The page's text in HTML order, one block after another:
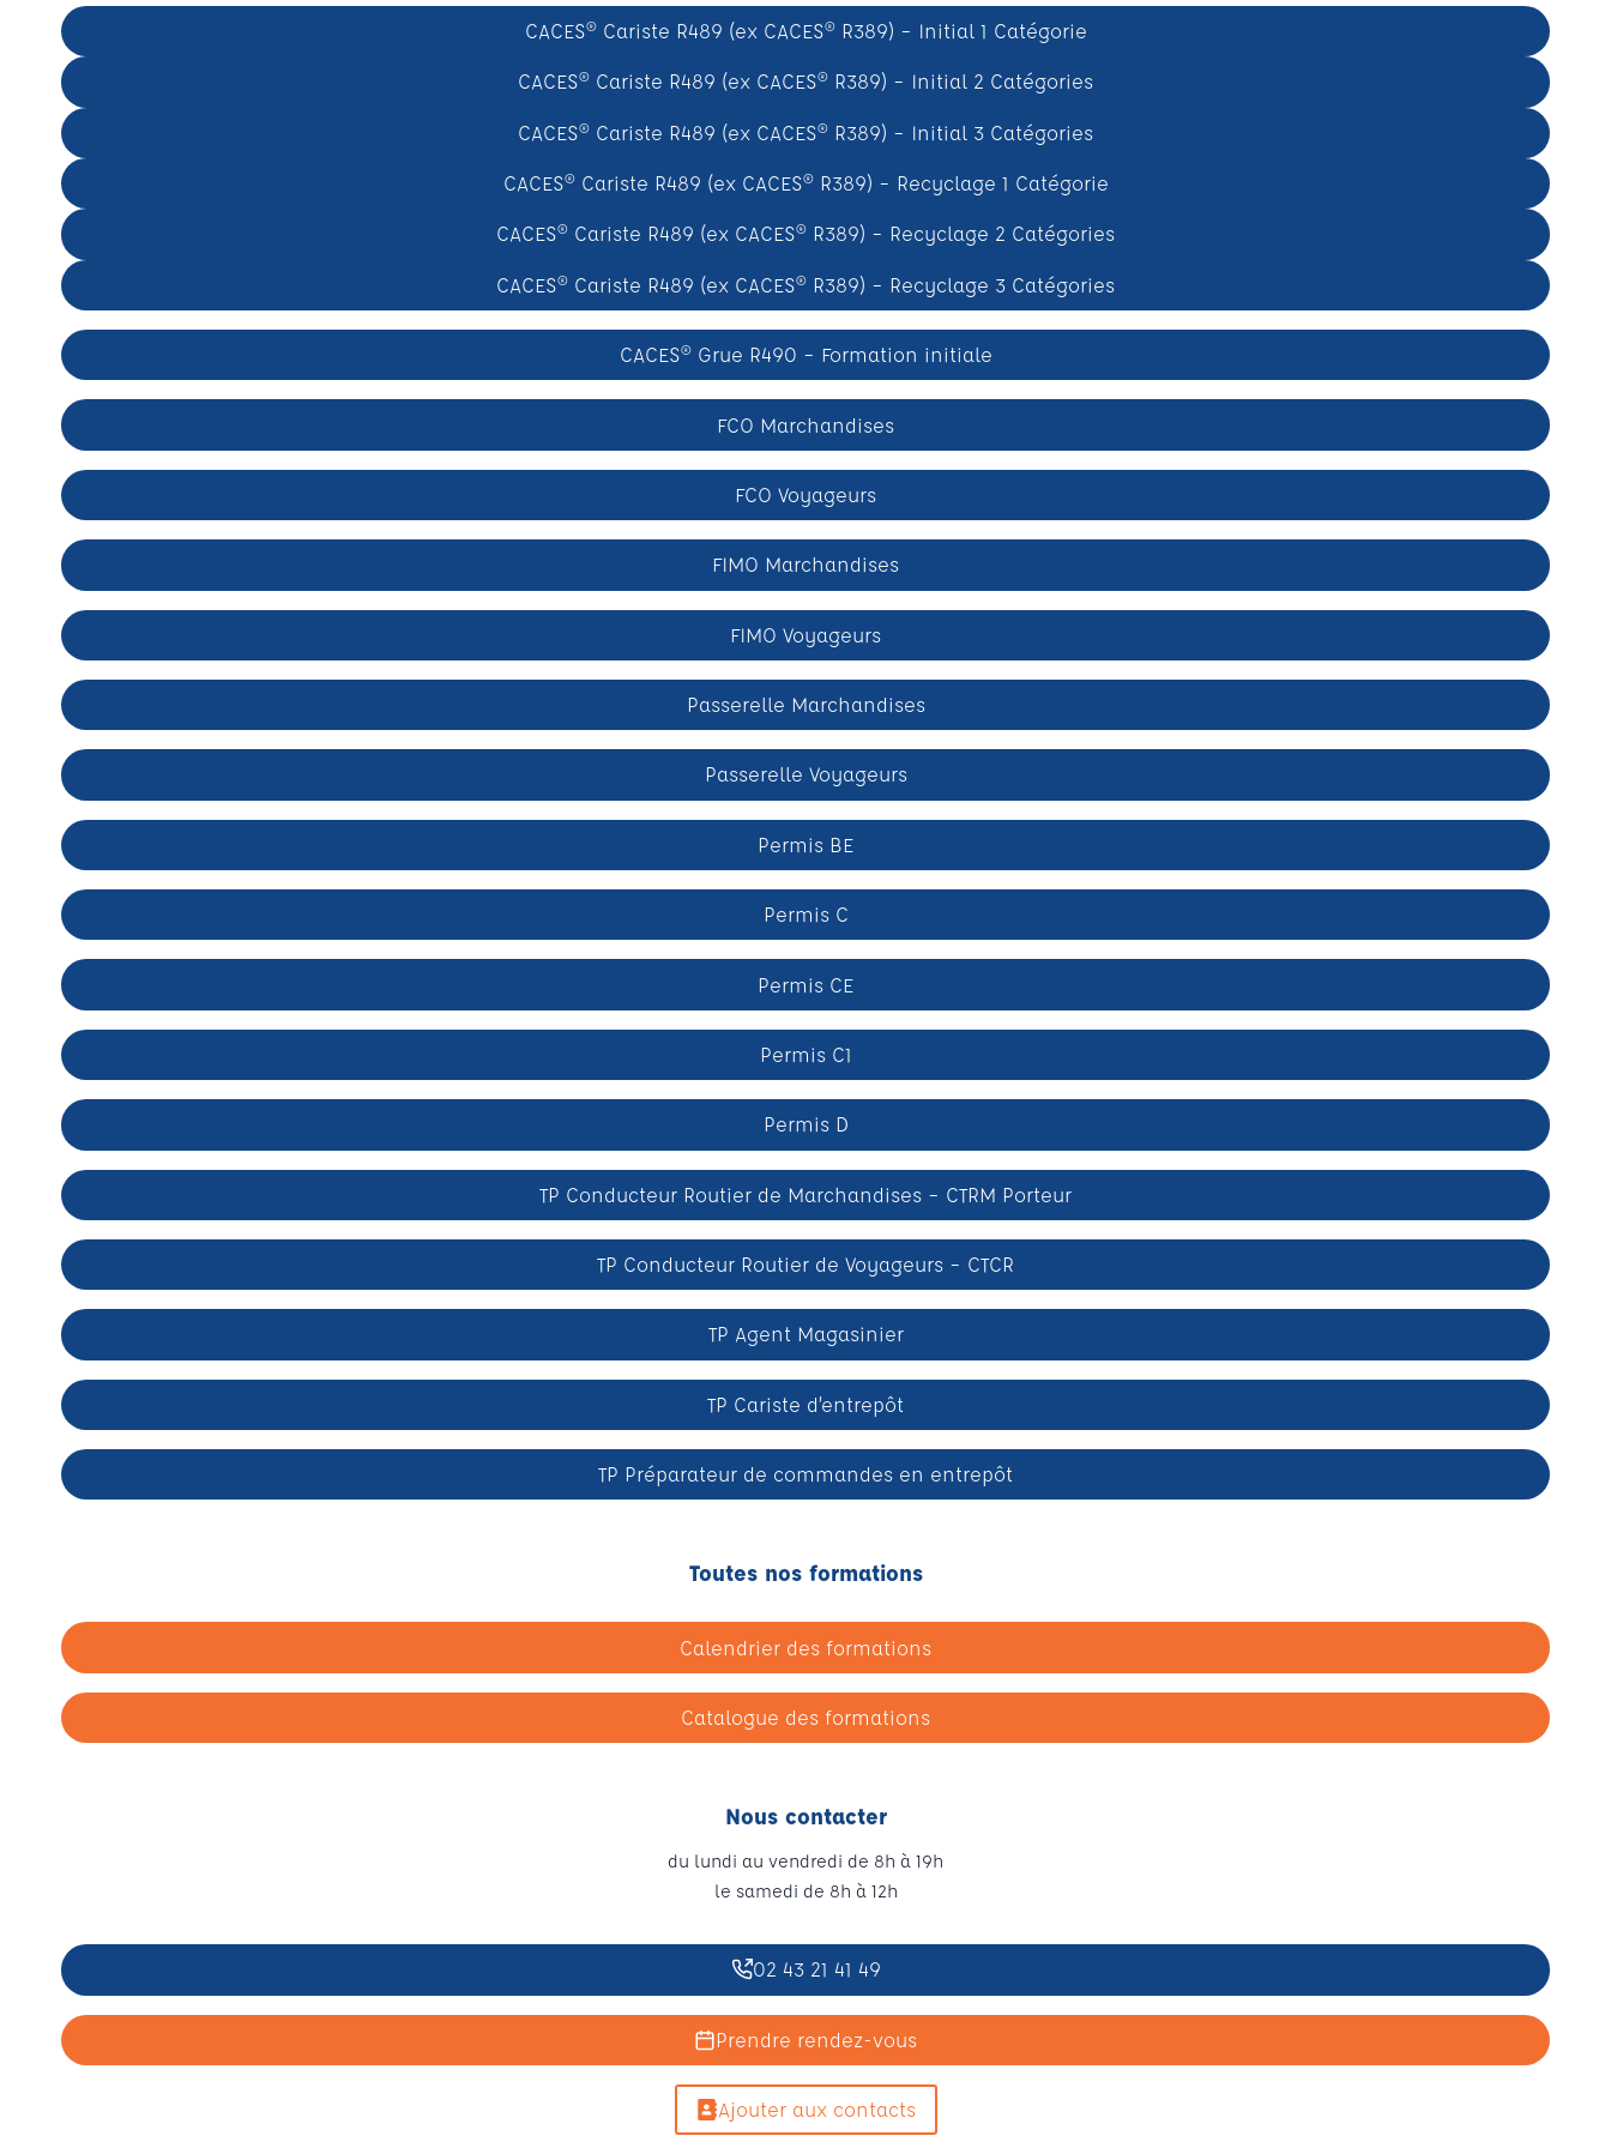
CACES® Cariste R489 (ex CACES® R389) – Initial 1 Catégorie
CACES® Cariste R489 (ex CACES® R389) – Initial 2 Catégories
CACES® Cariste R489 (ex CACES® R389) – Initial 3 Catégories
CACES® Cariste R489 (ex CACES® R389) – Recyclage 1 Catégorie
CACES® Cariste R489 (ex CACES® R389) – Recyclage 2 Catégories
CACES® Cariste R489 (ex CACES® R389) – Recyclage 3 Catégories
CACES® Grue R490 – Formation initiale
FCO Marchandises
FCO Voyageurs
FIMO Marchandises
FIMO Voyageurs
Passerelle Marchandises
Passerelle Voyageurs
Permis BE
Permis C
Permis CE
Permis C1
Permis D
TP Conducteur Routier de Marchandises – CTRM Porteur
TP Conducteur Routier de Voyageurs – CTCR
TP Agent Magasinier
TP Cariste d’entrepôt
TP Préparateur de commandes en entrepôt
Toutes nos formations
Calendrier des formations
Catalogue des formations
Nous contacter
du lundi au vendredi de 8h à 19h
le samedi de 8h à 12h
02 43 21 41 49
Prendre rendez-vous
Ajouter aux contacts